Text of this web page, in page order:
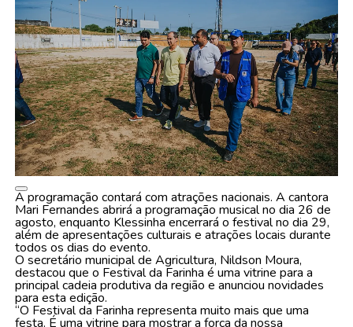
A programação contará com atrações nacionais. A cantora
Mari Fernandes abrirá a programação musical no dia 26 de
agosto, enquanto Klessinha encerrará o festival no dia 29,
além de apresentações culturais e atrações locais durante
todos os dias do evento.
O secretário municipal de Agricultura, Nildson Moura,
destacou que o Festival da Farinha é uma vitrine para a
principal cadeia produtiva da região e anunciou novidades
para esta edição.
“O Festival da Farinha representa muito mais que uma
festa. É uma vitrine para mostrar a força da nossa